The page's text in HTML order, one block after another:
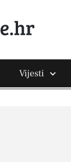
Vijesti